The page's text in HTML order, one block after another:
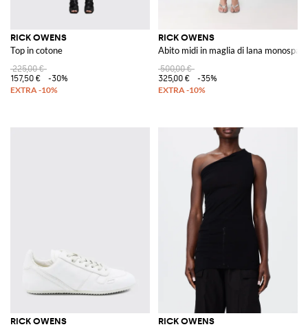
RICK OWENS
Top in cotone
225,00 €
157,50 €
-30%
RICK OWENS
Abito midi in maglia di lana
500,00 €
325,00 €
-35%
RICK OWENS RICK OWENS